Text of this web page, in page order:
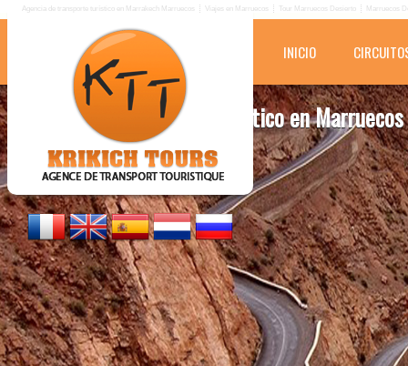
Agencia de transporte turístico en Marrakech Marruecos Viajes en Marruecos Tour Marruecos Desierto Marruecos
INICIO
KRIKICH TOURS